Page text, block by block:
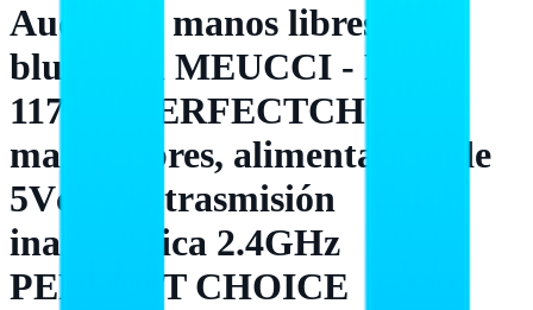
Audífono manos libres
bluetooth MEUCCI - PC-
117223 PERFECTCHOICE
manos libres, alimentación de
5Vcc 1A, trasmisión
inalámbrica 2.4GHz
PERFECT CHOICE